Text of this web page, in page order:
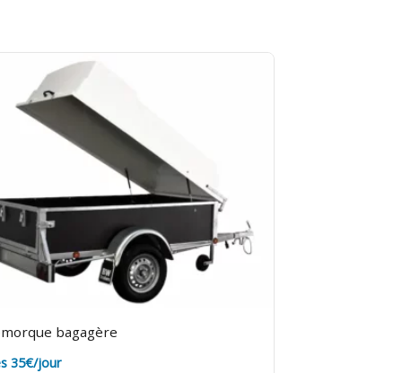
bagagère
35€/jour